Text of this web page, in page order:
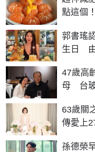
點這個
郭書瑤
生日 由
47歲高
母 台玻
63歲關
傳愛上
孫德榮